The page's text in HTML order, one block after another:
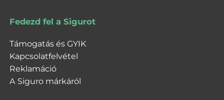
Fedezd fel a Sigurot
Támogatás és GYIK
Kapcsolatfelvétel
Reklamáció
A Siguro márkáról